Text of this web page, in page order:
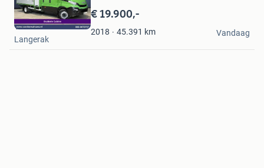
in
Mijn
Favorieten
€ 19.900,-
2018 45.391 km
Van der Wal Vans
Langerak
Vandaag